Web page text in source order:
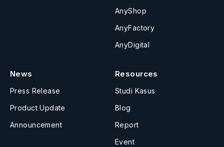
AnyShop
AnyFactory
AnyDigital
News
Press Release
Product Update
Announcement
Resources
Studi Kasus
Blog
Report
Event